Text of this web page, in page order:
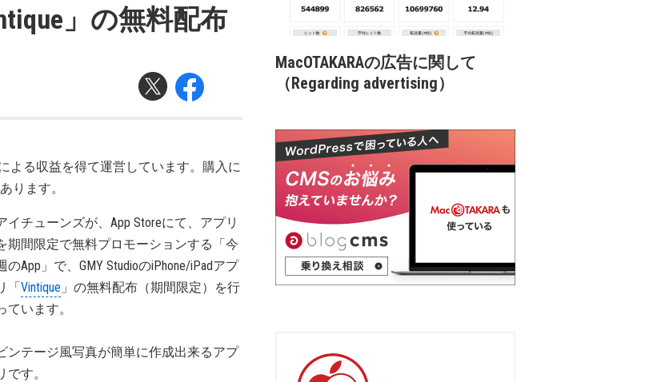
」の無料配布
よる収益を得て運営しています。購入に
ります。
イチューンズが、App Storeにて、アプリ
期間限定で無料プロモーションする「今
のApp」で、GMY StudioのiPhone/iPadアプ
「Vintique 」の無料配布（期間限定）を行
ています。
ンテージ風写真が簡単に作成出来るアプ
です。
MacOTAKARAの広告に関して
（Regarding advertising）